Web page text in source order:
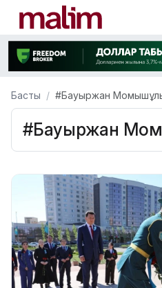
Басты #Бауыржан
#Бауыржан